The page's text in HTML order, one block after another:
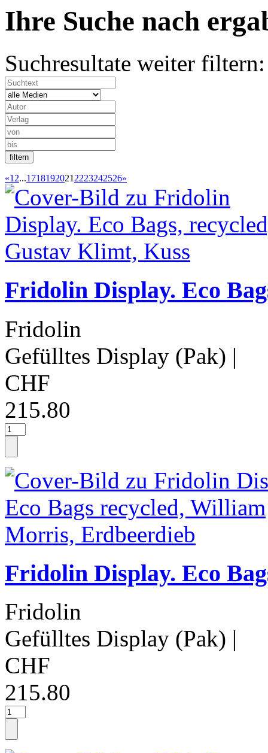
Ihre Suche nach
Suchresultate weiter filtern:
«12...17181920212223242526»
Fridolin Display. Eco
Fridolin
Gefülltes Display (Pak) |
CHF
215.80
Fridolin Display. Eco
Fridolin
Gefülltes Display (Pak) |
CHF
215.80